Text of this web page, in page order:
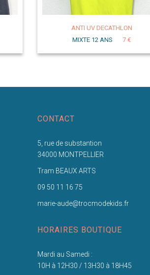
ANTI UV DECATHLON
MIXTE 12 ANS
7 €
CONTACT
5, rue de substantion
34000 MONTPELLIER
Tram BEAUX ARTS
09 50 11 16 75
marie-aude@trocmodekids.fr
HORAIRES BOUTIQUE
Mardi au Samedi :
10H à 12H30 / 13H30 à 18H45